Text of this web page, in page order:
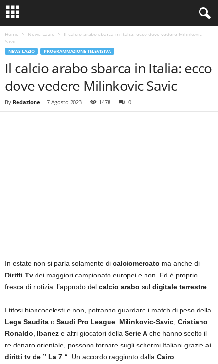
Home News Lazio
Il calcio arabo sbarca in Italia: ecco dove vedere Milinkovic
Savic
NEWS LAZIO PROGRAMMAZIONE TELEVISIVA
Il calcio arabo sbarca in Italia: ecco
dove vedere Milinkovic Savic
By Redazione - 7 Agosto 2023 1478 0
In estate non si parla solamente di calciomercato ma anche di
Diritti Tv dei maggiori campionato europei e non. Ed è proprio
fresca di notizia, l’approdo del calcio arabo sul digitale terrestre
I tifosi biancocelesti e non, potranno guardare i match di peso della
Lega Saudita o Saudi Pro League Milinkovic-Savic Cristiano
Ronaldo
Ibanez e altri giocatori della Serie A che hanno scelto il
re denaro orientale, possono tornare sugli schermi Italiani grazie ai
diritti tv de ” La 7 “ . Un accordo raggiunto dalla Cairo